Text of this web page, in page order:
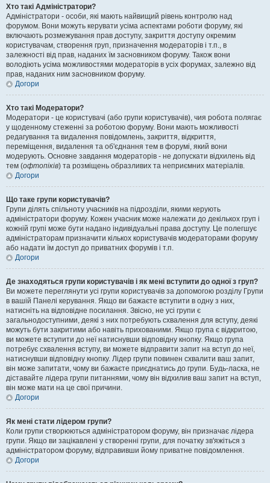
Хто такі Адміністратори?
Адміністратори - особи, які мають найвищий рівень контролю над
форумом. Вони можуть керувати усіма аспектами роботи форуму, які
включають розмежування прав доступу, закриття доступу окремим
користувачам, створення груп, призначення модераторів і т.п., в
залежності від прав, наданих їм засновником форуму. Також вони
володіють усіма можливостями модераторів в усіх форумах, залежно від
прав, наданих ним засновником форуму.
Догори
Хто такі Модератори?
Модератори - це користувачі (або групи користувачів), чия робота полягає
у щоденному стеженні за роботою форуму. Вони мають можливості
редагування та видалення повідомлень, закриття, відкриття,
переміщення, видалення та об'єднання тем в форумі, який вони
модерують. Основне завдання модераторів - не допускати відхилень від
тем (офтопіків) та розміщень образливих та неприємних матеріалів.
Догори
Що таке групи користувачів?
Групи ділять спільноту учасників на підрозділи, якими керують
адміністратори форуму. Кожен учасник може належати до декількох груп і
кожній групі може бути надано індивідуальні права доступу. Це полегшує
адміністраторам призначити кількох користувачів модераторами форуму
або надати їм доступ до приватних форумів і т.п.
Догори
Де знаходяться групи користувачів і як мені вступити до одної з груп?
Ви можете переглянути усі групи користувачів за допомогою розділу Групи
в вашій Панелі керування. Якщо ви бажаєте вступити в одну з них,
натисніть на відповідне посилання. Звісно, не усі групи є
загальнодоступними, деякі з них потребують схвалення для вступу, деякі
можуть бути закритими або навіть прихованими. Якщо група є відкритою,
ви можете вступити до неї натиснувши відповідну кнопку. Якщо група
потребує схвалення вступу, ви можете відправити запит на вступ до неї,
натиснувши відповідну кнопку. Лідер групи повинен схвалити ваш запит,
він може запитати, чому ви бажаєте приєднатись до групи. Будь-ласка, не
діставайте лідера групи питаннями, чому він відхилив ваш запит на вступ,
він може мати на це свої причини.
Догори
Як мені стати лідером групи?
Коли групи створюються адміністратором форуму, він призначає лідера
групи. Якщо ви зацікавлені у створенні групи, для початку зв'яжіться з
адміністратором форуму, відправивши йому приватне повідомлення.
Догори